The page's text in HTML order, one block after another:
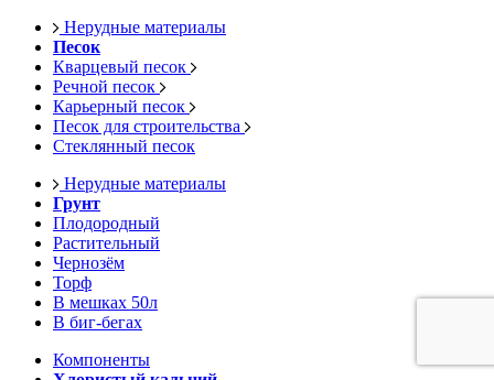
Нерудные материалы
Песок
Кварцевый песок
Речной песок
Карьерный песок
Песок для строительства
Стеклянный песок
Нерудные материалы
Грунт
Плодородный
Растительный
Чернозём
Торф
В мешках 50л
В биг-бегах
Компоненты